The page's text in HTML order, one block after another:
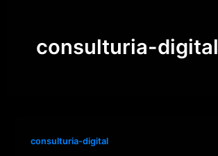
consulturia-digital
consulturia-digital